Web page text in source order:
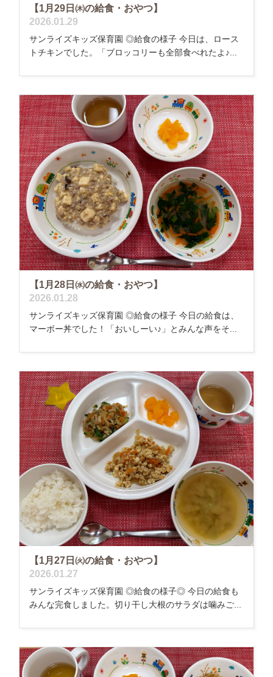
【1月29日㈭の給食・おやつ】
2026.01.29
サンライズキッズ保育園 ◎給食の様子 今日は、ロース
トチキンでした。「ブロッコリーも全部食べれたよ♪...
【1月28日㈬の給食・おやつ】
2026.01.28
サンライズキッズ保育園 ◎給食の様子 今日の給食は、
マーボー丼でした！「おいしーい♪」とみんな声をそ...
【1月27日㈫の給食・おやつ】
2026.01.27
サンライズキッズ保育園 ◎給食の様子◎ 今日の給食も
みんな完食しました。切り干し大根のサラダは噛みご...